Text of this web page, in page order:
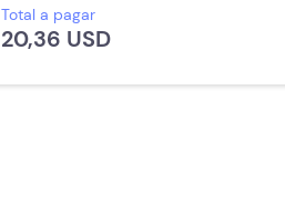
Aire acondicionado
Ventilador
Lavandería (Cargo Extra)
Total a pagar
20,36 USD